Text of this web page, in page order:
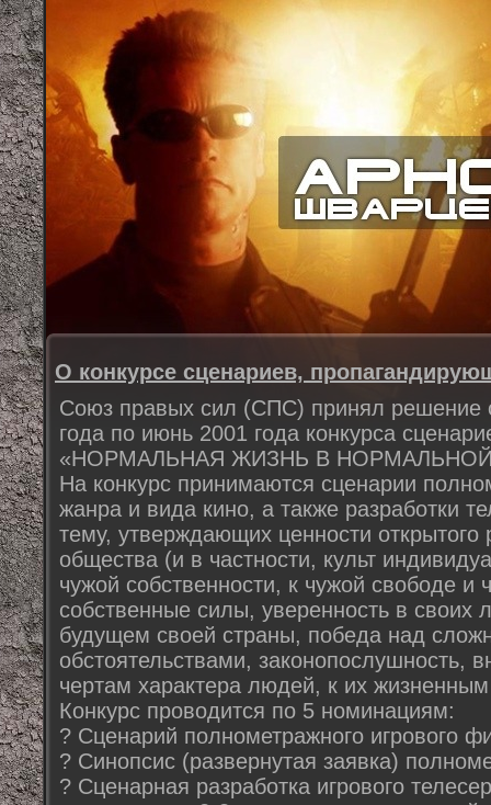
О конкурсе сценариев,
Союз правых сил (СПС) принял решение
года по июнь 2001 года конкурса
«НОРМАЛЬНАЯ ЖИЗНЬ В
На конкурс принимаются сценарии
жанра и вида кино, а также разработки
тему, утверждающих ценности открытого
общества (и в частности, культ
чужой собственности, к чужой свободе и
собственные силы, уверенность в своих
будущем своей страны, победа над
обстоятельствами, законопослушность,
чертам характера людей, к их
Конкурс проводится по 5 номинациям:
? Сценарий полнометражного игрового
? Синопсис (развернутая заявка)
? Сценарная разработка игрового